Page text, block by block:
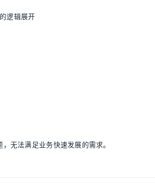
逻辑展开
无法满足业务快速发展的需求。